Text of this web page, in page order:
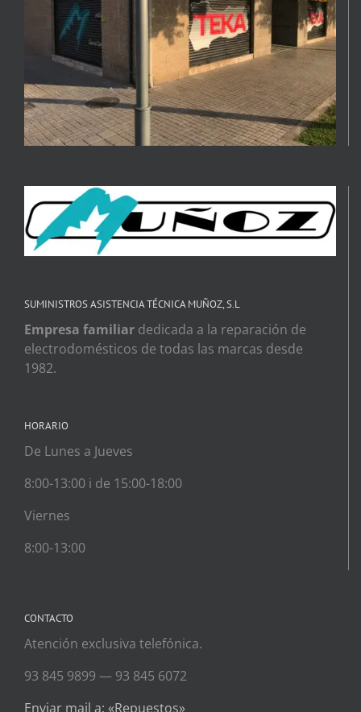
SUMINISTROS ASISTENCIA TÉCNICA MUÑOZ, S.L
Empresa familiar dedicada a la reparación de
electrodomésticos de todas las marcas desde
1982.
HORARIO
De Lunes a Jueves
8:00-13:00 i de 15:00-18:00
Viernes
8:00-13:00
CONTACTO
Atención exclusiva telefónica.
93 845 9899 — 93 845 6072
Enviar mail a: «Repuestos»